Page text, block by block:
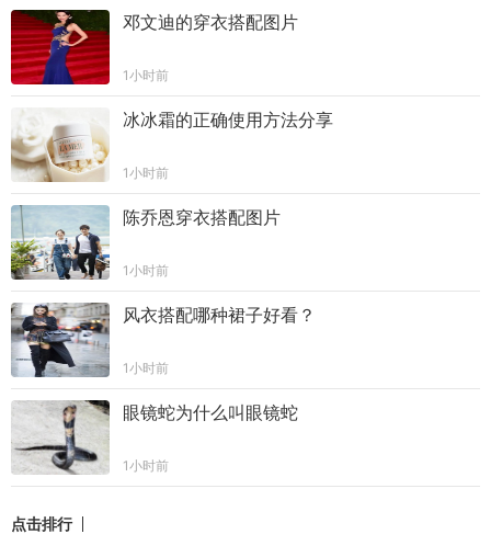
邓文迪的穿衣搭配图片
1小时前
冰冰霜的正确使用方法分享
1小时前
陈乔恩穿衣搭配图片
1小时前
风衣搭配哪种裙子好看？
1小时前
眼镜蛇为什么叫眼镜蛇
1小时前
点击排行